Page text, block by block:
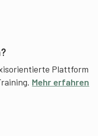
Plattform
Mehr erfahren